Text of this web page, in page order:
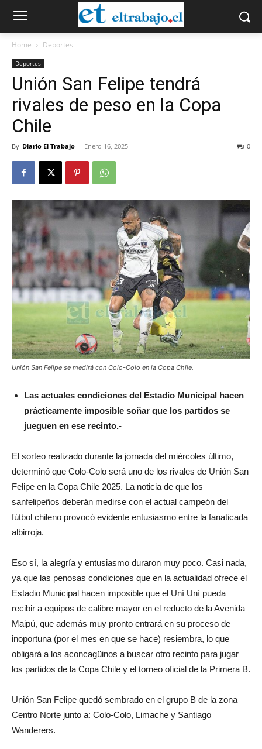
Home Deportes
Deportes
Unión San Felipe tendrá
rivales de peso en la Copa
Chile
By Diario El Trabajo - Enero 16, 2025 0
Unión San Felipe se medirá con Colo-Colo en la Copa Chile.
Las actuales condiciones del Estadio Municipal hacen
prácticamente imposible soñar que los partidos se
jueguen en ese recinto.-
El sorteo realizado durante la jornada del miércoles último,
determinó que Colo-Colo será uno de los rivales de Unión San
Felipe en la Copa Chile 2025. La noticia de que los
sanfelipeños deberán medirse con el actual campeón del
fútbol chileno provocó evidente entusiasmo entre la fanaticada
albirroja.
Eso sí, la alegría y entusiasmo duraron muy poco. Casi nada,
ya que las penosas condiciones que en la actualidad ofrece el
Estadio Municipal hacen imposible que el Uní Uní pueda
recibir a equipos de calibre mayor en el reducto de la Avenida
Maipú, que además muy pronto entrará en su proceso de
inoportuna (por el mes en que se hace) resiembra, lo que
obligará a los aconcagüinos a buscar otro recinto para jugar
los partidos de la Copa Chile y el torneo oficial de la Primera B.
Unión San Felipe quedó sembrado en el grupo B de la zona
Centro Norte junto a: Colo-Colo, Limache y Santiago
Wanderers.